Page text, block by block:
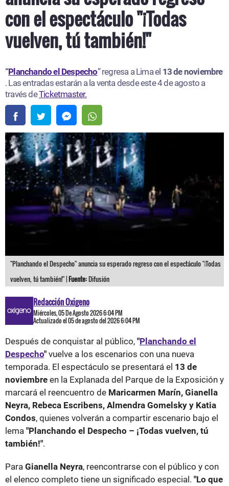
con el espectáculo "¡Todas
vuelven, tú también!"
“Planchando el Despecho” regresa a Lima el 13 de noviembre
. Las entradas estarán a la venta desde este 4 de agosto a
través deTicketmaster.
"Planchando el Despecho" anuncia su esperado regreso con el espectáculo "¡Todas
vuelven, tú también!" |Fuente:Difusión
Redacción Oxigeno
Miércoles, 05 De Agosto 2026 6:04 PM
Actualizado el 05 de agosto del 2026 6:04 PM
Después de conquistar al público, "Planchando el
Despecho" vuelve a los escenarios con una nueva
temporada. El espectáculo se presentará el 13 de
noviembre en la Explanada del Parque de la Exposición y
marcará el reencuentro de Maricarmen Marín, Gianella
Neyra, Rebeca Escribens, Almendra Gomelsky y Katia
Condos, quienes volverán a compartir escenario bajo el
lema "Planchando el Despecho – ¡Todas vuelven, tú
también!".
Para Gianella Neyra, reencontrarse con el público y con
el elenco completo tiene un significado especial. "Lo que